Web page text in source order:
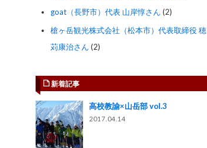
goat（長野市）代表 山岸惇さん (2)
槍ヶ岳観光株式会社（松本市）代表取締役 穂
苅康治さん (2)
新着記事
高校教諭×山岳部 vol.3
2017.04.14